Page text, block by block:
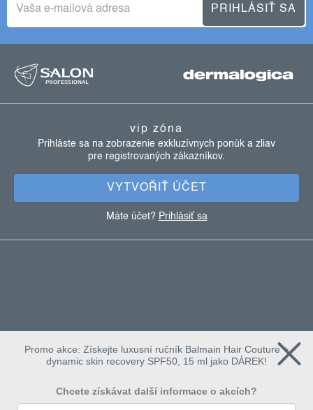
PRIHLÁSIŤ SA
vip zóna
Prihláste sa na zobrazenie exkluzívnych ponúk a zliav
pre registrovaných zákazníkov.
VYTVOŘIŤ ÚČET
Máte účet? Prihlásiť sa
Promo akce: Získejte luxusní ručník Balmain Hair Couture +
dynamic skin recovery SPF50, 15 ml jako DÁREK!
Chcete získávat další informace o akcích?